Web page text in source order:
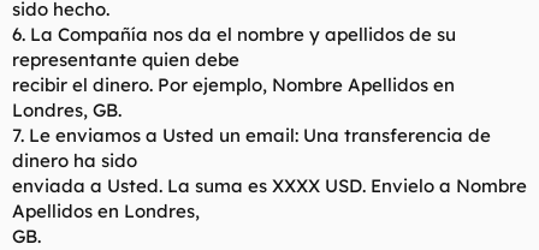
sido hecho.
6. La Compañía nos da el nombre y apellidos de su
representante quien debe
recibir el dinero. Por ejemplo, Nombre Apellidos en
Londres, GB.
7. Le enviamos a Usted un email: Una transferencia de
dinero ha sido
enviada a Usted. La suma es XXXX USD. Envielo a Nombre
Apellidos en Londres,
GB.